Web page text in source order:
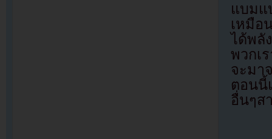
แบม
เหมือ
ได้พลั
พวกเ
จะมา
ตอนนี้
อื่นๆส